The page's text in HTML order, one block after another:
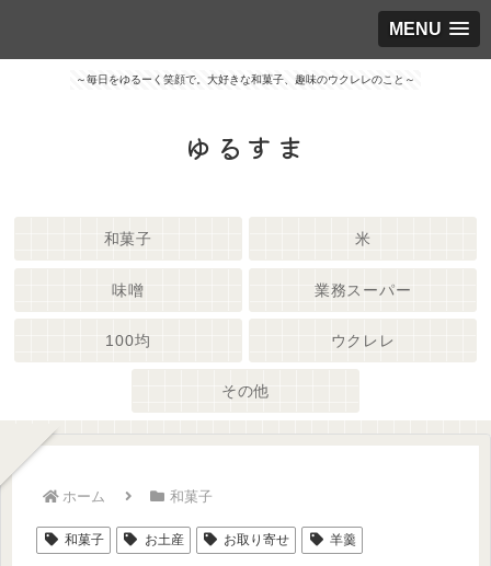
MENU
～毎日をゆるーく笑顔で。大好きな和菓子、趣味のウクレレのこと～
ゆるすま
和菓子 米
味噌 業務スーパー
100均 ウクレレ
その他
ホーム 和菓子
和菓子 お土産 お取り寄せ 羊羹